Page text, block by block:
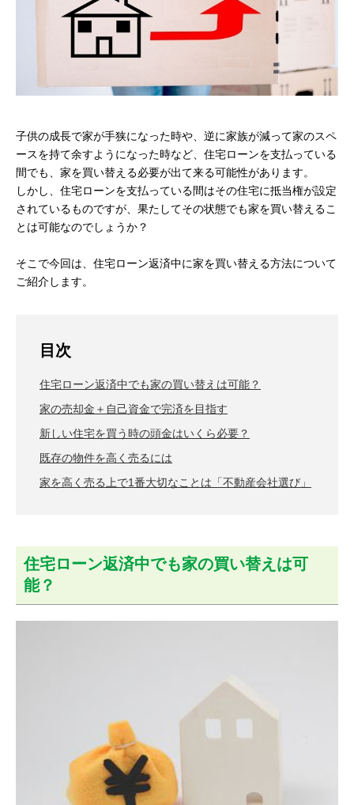
子供の成長で家が手狭になった時や、逆に家族が減って家のスペ
ースを持て余すようになった時など、住宅ローンを支払っている
間でも、家を買い替える必要が出て来る可能性があります。
しかし、住宅ローンを支払っている間はその住宅に抵当権が設定
されているものですが、果たしてその状態でも家を買い替えるこ
とは可能なのでしょうか？
そこで今回は、住宅ローン返済中に家を買い替える方法について
ご紹介します。
目次
住宅ローン返済中でも家の買い替えは可能？
家の売却金＋自己資金で完済を目指す
新しい住宅を買う時の頭金はいくら必要？
既存の物件を高く売るには
家を高く売る上で1番大切なことは「不動産会社選び」
住宅ローン返済中でも家の買い替えは可
能？